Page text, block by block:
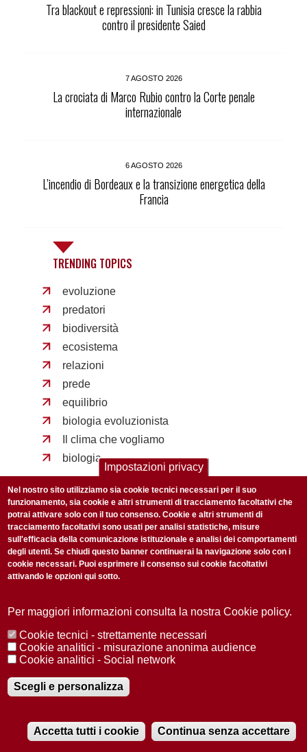
Tra blackout e repressioni: in Tunisia cresce la rabbia
contro il presidente Saied
7 AGOSTO 2026
La crociata di Marco Rubio contro la Corte penale
internazionale
6 AGOSTO 2026
L’incendio di Bordeaux e la transizione energetica della
Francia
TRENDING TOPICS
evoluzione
predatori
biodiversità
ecosistema
relazioni
prede
equilibrio
biologia evoluzionista
Il clima che vogliamo
biologia
POTREBBE INTERESSARTI
SOCIETÀ
Impostazioni privacy
Nel nostro sito utilizziamo sia cookie tecnici necessari per il suo
funzionamento, sia cookie e altri strumenti di tracciamento facoltativi che
potrai attivare solo con il tuo consenso. Cookie e altri strumenti di
tracciamento facoltativi sono usati per analisi statistiche, misure
sull'efficacia della comunicazione istituzionale e analisi dei comportamenti
degli utenti. Se chiudi questo banner continuerai la navigazione solo con i
cookie necessari. Puoi esprimere il consenso sui cookie facoltativi
attivando le opzioni qui sotto.
Per maggiori informazioni consulta la nostra Cookie policy.
Cookie tecnici - strettamente necessari
Cookie analitici - misurazione anonima audience
Cookie analitici - Social network
Scegli e personalizza
Accetta tutti i cookie Continua senza accettare